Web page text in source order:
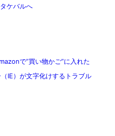
ケバルへ
で”買い物かご”に入れた
IE）が文字化けするトラブル